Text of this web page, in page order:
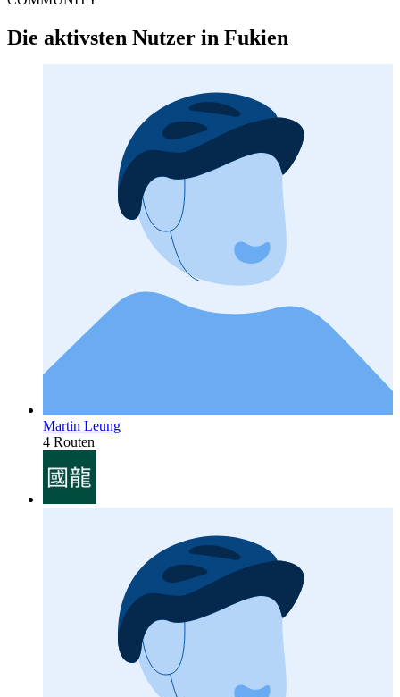
Die aktivsten Nutzer in Fukien
Martin Leung
4 Routen